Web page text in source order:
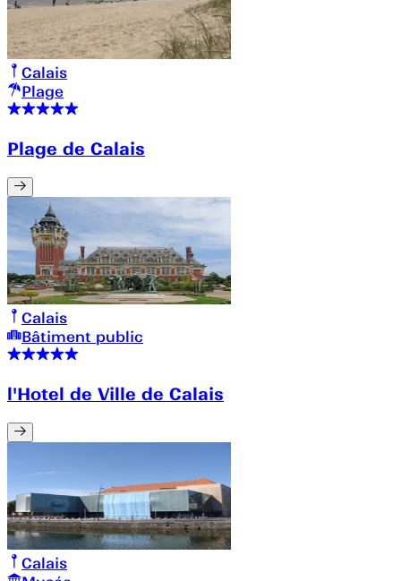
Calais
Plage
Plage de Calais
Calais
Bâtiment public
l'Hotel de Ville de Calais
Calais